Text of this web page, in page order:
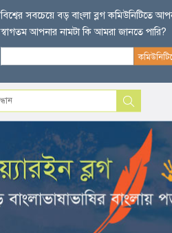
বিশ্বের সবচেয়ে বড় বাংলা ব্লগ কমিউনিটিতে
স্বাগতম আপনার নামটা কি আমরা জানতে পারি?